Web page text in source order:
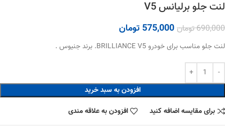
لنت جلو برلیانس V5
690,000تومان575,000 تومان
لنت جلو مناسب برای خودرو BRILLIANCE V5. برند جنیوس .
افزودن به سبد خرید
برای مقایسه اضافه کنید
افزودن به علاقه مندی